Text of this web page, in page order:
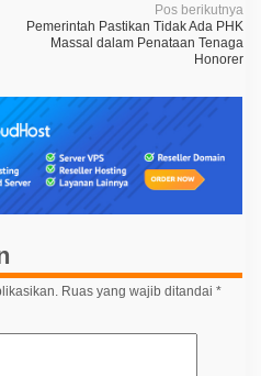
Pos berikutnya
Pemerintah Pastikan Tidak Ada PHK
Massal dalam Penataan Tenaga
Honorer
Ruas yang wajib ditandai *